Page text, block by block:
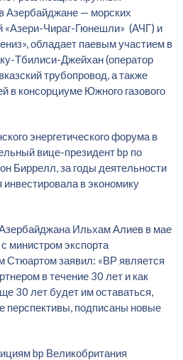
Азербайджане — морских
«Азери-Чираг-Гюнешли» (АЧГ) и
обладает паевым участием в
Тбилиси-Джейхан (оператор
трубопровод, а также
в консорциуме Южного газового
энергетического форума в
вице-президент bp по
Биррелл, за годы деятельности
в экономику
Ильхам Алиев в мае
министром экспорта
Стюартом заявил: «ВР является
в течение 30 лет и как
30 лет будет им оставаться,
перспективы, подписаны новые
bp Великобритания